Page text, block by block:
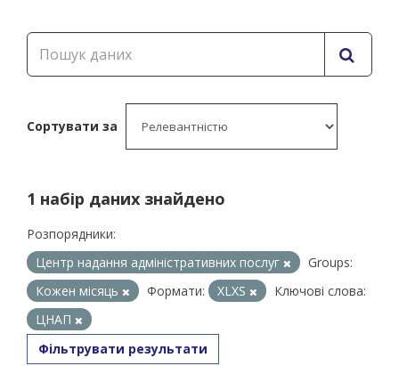
Сортувати за
1 набір даних знайдено
Розпорядники:
Центр надання адміністративних послуг
Groups:
Кожен місяць
Формати: XLXS
Ключові слова:
ЦНАП
Фільтрувати результати